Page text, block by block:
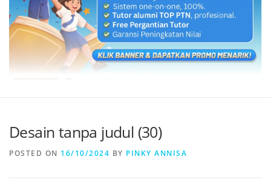
BLOG DAFTAR SEKOLAH
Desain tanpa judul (30)
POSTED ON 16/10/2024 BY PINKY ANNISA